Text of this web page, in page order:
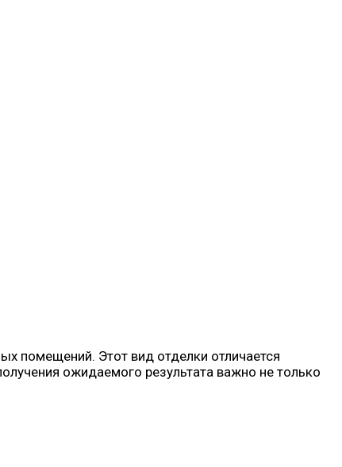
помещений. Этот вид отделки отличается
ожидаемого результата важно не только